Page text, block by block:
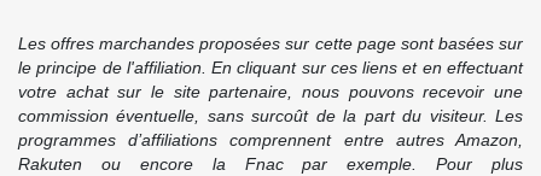
Les offres marchandes proposées sur cette page sont basées sur
le principe de l'affiliation. En cliquant sur ces liens et en effectuant
votre achat sur le site partenaire, nous pouvons recevoir une
commission éventuelle, sans surcoût de la part du visiteur. Les
programmes d’affiliations comprennent entre autres Amazon,
Rakuten ou encore la Fnac par exemple. Pour plus